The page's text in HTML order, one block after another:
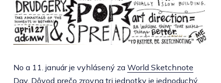
No a 11. január je vyhlásený za World Sketchnote
Day. Dôvod prečo zrovna tri jednotky je jednoduchý,